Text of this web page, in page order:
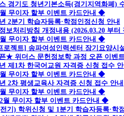
경기도 청년기본소득(경기지역화폐)
무이자 할부 이벤트 카드안내 ◆
2분기 학습자등록·학점인정신청 안내
보처리방침 개정내용 (2026.03.20 부터
무이자 할부 이벤트 카드안내 ◆
로젝트] 송파여성인력센터 장기요양시
★ 위더스 문헌정보학 과정 오픈 이벤
제1차 한국어교원 자격증 신청 접수
무이자 할부 이벤트 카드안내 ◆
2차 평생교육사 자격증 신청 접수 안내
무이자 할부 이벤트 카드안내 ◆
월 무이자 할부 이벤트 카드안내 ◆
기) 학위신청 및 1분기 학습자등록·학